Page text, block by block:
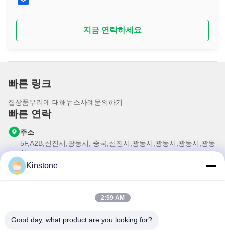
지금 연락하세요
빠른 링크
집상품우리에 대해뉴스사례문의하기
빠른 연락
주소
5F,A2B,신진시,광동시, 중국,신진시,광동시,광동시,광동시,광동
시
전화
0086-755-33699968
우리의 뉴스레터
Kinstone
2:59 AM
Good day, what product are you looking for?